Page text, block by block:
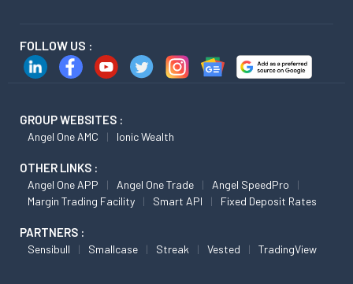
FOLLOW US :
GROUP WEBSITES :
Angel One AMC Ionic Wealth
OTHER LINKS :
Angel One APP Angel One Trade
Angel SpeedPro
Margin Trading Facility
Smart API Fixed Deposit Rates
PARTNERS :
Sensibull Smallcase Streak Vested TradingView